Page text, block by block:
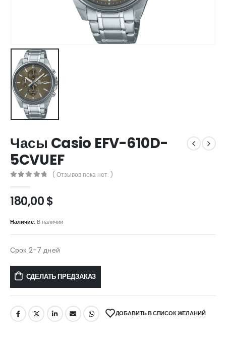
Часы Casio EFV-610D-
5CVUEF
( Отзывов пока нет. )
180,00$
Наличие: В наличии
Срок 2-7 дней
СДЕЛАТЬ ПРЕДЗАКАЗ
ДОБАВИТЬ В СПИСОК ЖЕЛАНИЙ